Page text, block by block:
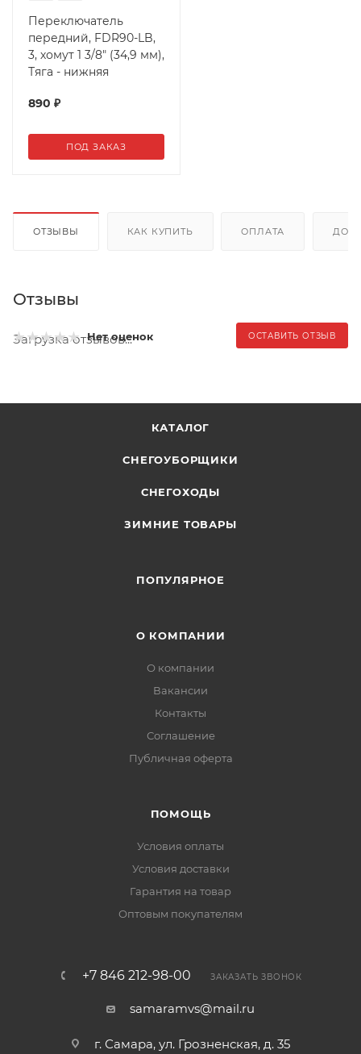
Переключатель
передний, FDR90-LB,
3, хомут 1 3/8" (34,9 мм),
Тяга - нижняя
890 ₽
ПОД ЗАКАЗ
ОТЗЫВЫ КАК КУПИТЬ ОПЛАТА
Отзывы
Нет оценок ОСТАВИТЬ ОТЗЫВ
Загрузка отзывов...
КАТАЛОГ
СНЕГОУБОРЩИКИ
СНЕГОХОДЫ
ЗИМНИЕ ТОВАРЫ
ПОПУЛЯРНОЕ
О КОМПАНИИ
О компании
Вакансии
Контакты
Соглашение
Публичная оферта
ПОМОЩЬ
Условия оплаты
Условия доставки
Гарантия на товар
Оптовым покупателям
+7 846 212-98-00 ЗАКАЗАТЬ ЗВОНОК
samaramvs@mail.ru
г. Самара, ул. Грозненская, д. 35